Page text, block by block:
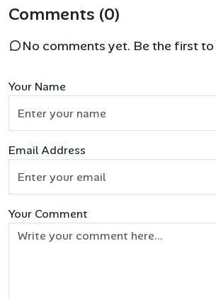
Comments (0)
No comments yet. Be the first
Your Name
Email Address
Your Comment